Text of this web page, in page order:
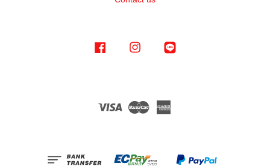
Facebook Instagram
Visa Master